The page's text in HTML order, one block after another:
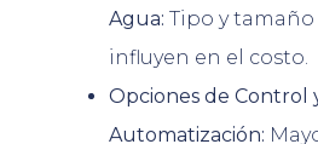
Agua: Tipo y tamaño
influyen en el costo.
Opciones de Control
Automatización: